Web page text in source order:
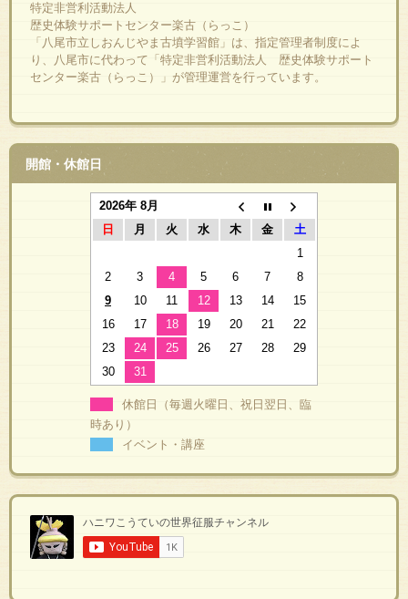
特定非営利活動法人
歴史体験サポートセンター楽古（らっこ）
「八尾市立しおんじやま古墳学習館」は、指定管理者制度によ
り、八尾市に代わって「特定非営利活動法人 歴史体験サポート
センター楽古（らっこ）」が管理運営を行っています。
開館・休館日
2026年 8月
日
月 火 水 木 金
土
1
2
3 4 5 6 7
8
9
10 11 12 13 14
15
16
17 18 19 20 21
22
23
24 25 26 27 28
29
30
31
休館日（毎週火曜日、祝日翌日、臨
時あり）
イベント・講座